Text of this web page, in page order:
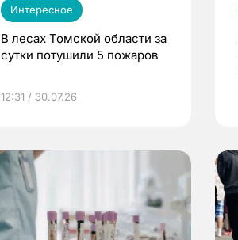
Интересное
В лесах Томской области за
сутки потушили 5 пожаров
12:31 / 30.07.26